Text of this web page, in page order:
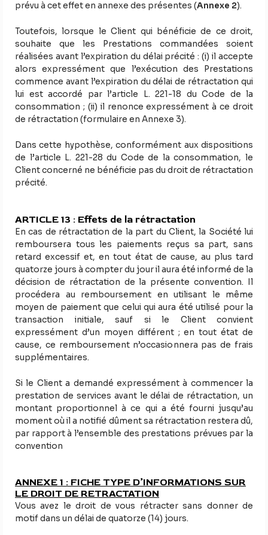
prévu à cet effet en annexe des présentes (Annexe 2).
Toutefois, lorsque le Client qui bénéficie de ce droit,
souhaite que les Prestations commandées soient
réalisées avant l’expiration du délai précité : (i) il accepte
alors expressément que l’exécution des Prestations
commence avant l’expiration du délai de rétractation qui
lui est accordé par l’article L. 221-18 du Code de la
consommation ; (ii) il renonce expressément à ce droit
de rétractation (formulaire en Annexe 3).
Dans cette hypothèse, conformément aux dispositions
de l’article L. 221-28 du Code de la consommation, le
Client concerné ne bénéficie pas du droit de rétractation
précité.
ARTICLE 13 : Effets de la rétractation
En cas de rétractation de la part du Client, la Société lui
remboursera tous les paiements reçus sa part, sans
retard excessif et, en tout état de cause, au plus tard
quatorze jours à compter du jour il aura été informé de la
décision de rétractation de la présente convention. Il
procédera au remboursement en utilisant le même
moyen de paiement que celui qui aura été utilisé pour la
transaction initiale, sauf si le Client convient
expressément d’un moyen différent ; en tout état de
cause, ce remboursement n’occasionnera pas de frais
supplémentaires.
Si le Client a demandé expressément à commencer la
prestation de services avant le délai de rétractation, un
montant proportionnel à ce qui a été fourni jusqu’au
moment où il a notifié dûment sa rétractation restera dû,
par rapport à l’ensemble des prestations prévues par la
convention
ANNEXE 1 : FICHE TYPE D’INFORMATIONS SUR
LE DROIT DE RETRACTATION
Vous avez le droit de vous rétracter sans donner de
motif dans un délai de quatorze (14) jours.